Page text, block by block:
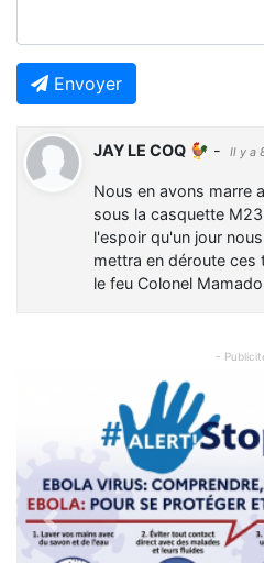
Envoyer
JAY LE COQ 🐓 - Il y a
Nous en avons marre
sous la casquette
l'espoir qu'un jour
mettra en déroute
le feu Colonel
-
Previous